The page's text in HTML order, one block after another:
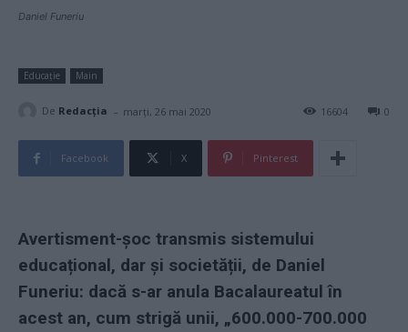
Daniel Funeriu
Educație Main
De Redacţia - marți, 26 mai 2020 0
16604
Facebook X Pinterest
Avertisment-șoc transmis sistemului
educațional, dar și societății, de Daniel
Funeriu: dacă s-ar anula Bacalaureatul în
acest an, cum strigă unii, „600.000-700.000